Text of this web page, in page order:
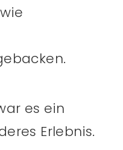
es ein
Erlebnis.